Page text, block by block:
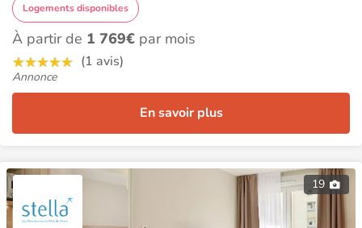
Logements disponibles
À partir de 1 769€ par mois
(1 avis)
Annonce
En savoir plus
19